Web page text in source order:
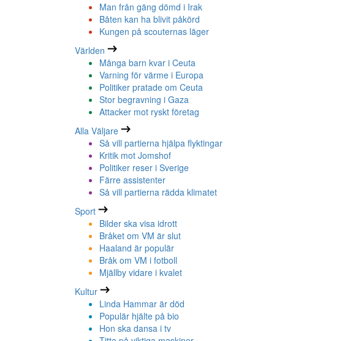
Man från gäng dömd i Irak
Båten kan ha blivit påkörd
Kungen på scouternas läger
Världen
Många barn kvar i Ceuta
Varning för värme i Europa
Politiker pratade om Ceuta
Stor begravning i Gaza
Attacker mot ryskt företag
Alla Väljare
Så vill partierna hjälpa flyktingar
Kritik mot Jomshof
Politiker reser i Sverige
Färre assistenter
Så vill partierna rädda klimatet
Sport
Bilder ska visa idrott
Bråket om VM är slut
Haaland är populär
Bråk om VM i fotboll
Mjällby vidare i kvalet
Kultur
Linda Hammar är död
Populär hjälte på bio
Hon ska dansa i tv